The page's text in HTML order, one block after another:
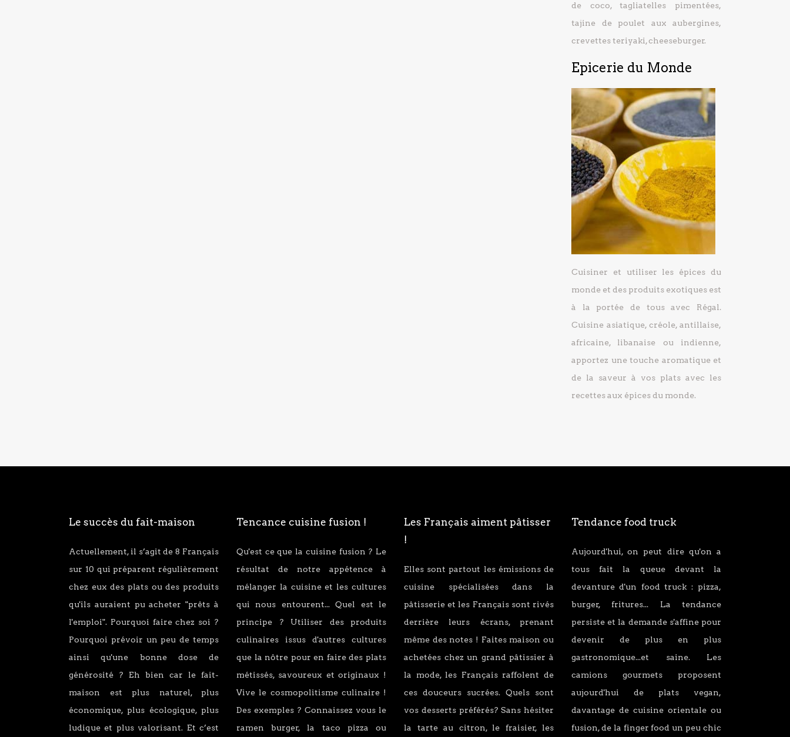
de coco, tagliatelles pimentées,
tajine de poulet aux aubergines,
crevettes teriyaki, cheeseburger.
Epicerie du Monde
Cuisiner et utiliser les épices du
monde et des produits exotiques est
à la portée de tous avec Régal.
Cuisine asiatique, créole, antillaise,
africaine, libanaise ou indienne,
apportez une touche aromatique et
de la saveur à vos plats avec les
recettes aux épices du monde.
Le succès du fait-maison
Actuellement, il s’agit de 8 Français
sur 10 qui préparent régulièrement
chez eux des plats ou des produits
qu'ils auraient pu acheter "prêts à
l'emploi". Pourquoi faire chez soi ?
Pourquoi prévoir un peu de temps
ainsi qu'une bonne dose de
générosité ? Eh bien car le fait-
maison est plus naturel, plus
économique, plus écologique, plus
ludique et plus valorisant. Et c’est
Tencance cuisine fusion !
Qu'est ce que la cuisine fusion ? Le
résultat de notre appétence à
mélanger la cuisine et les cultures
qui nous entourent... Quel est le
principe ? Utiliser des produits
culinaires issus d'autres cultures
que la nôtre pour en faire des plats
métissés, savoureux et originaux !
Vive le cosmopolitisme culinaire !
Des exemples ? Connaissez vous le
ramen burger, la taco pizza ou
Les Français aiment pâtisser
!
Elles sont partout les émissions de
cuisine spécialisées dans la
pâtisserie et les Français sont rivés
derrière leurs écrans, prenant
même des notes ! Faites maison ou
achetées chez un grand pâtissier à
la mode, les Français raffolent de
ces douceurs sucrées. Quels sont
vos desserts préférés? Sans hésiter
la tarte au citron, le fraisier, les
Tendance food truck
Aujourd'hui, on peut dire qu'on a
tous fait la queue devant la
devanture d'un food truck : pizza,
burger, fritures... La tendance
persiste et la demande s'affine pour
devenir de plus en plus
gastronomique...et saine. Les
camions gourmets proposent
aujourd'hui de plats vegan,
davantage de cuisine orientale ou
fusion, de la finger food un peu chic